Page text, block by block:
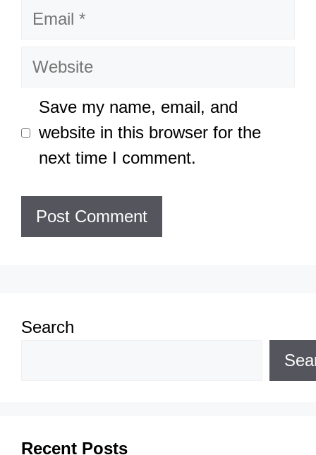
Email
Website
Save my name, email, and
website in this browser for the
next time I comment.
Search
Recent Posts